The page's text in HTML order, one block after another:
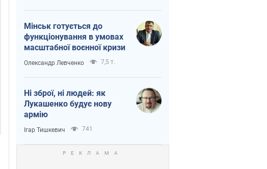
Мінськ готується до
функціонування в умовах
масштабної воєнної кризи
Олександр Левченко 7,5 т.
Ні зброї, ні людей: як
Лукашенко будує нову
армію
Ігар Тишкевич 741